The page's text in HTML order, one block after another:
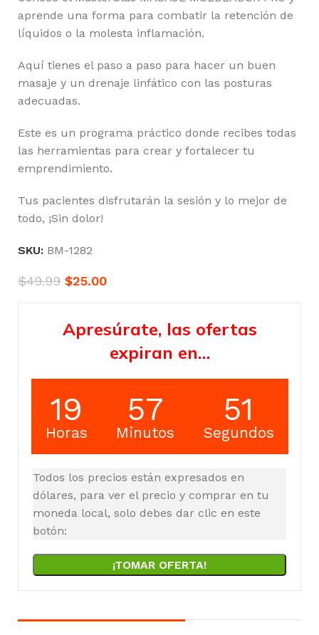
aprende una forma para combatir la retención de
líquidos o la molesta inflamación.
Aquí tienes el paso a paso para hacer un buen
masaje y un drenaje linfático con las posturas
adecuadas.
Este es un programa práctico donde recibes todas
las herramientas para crear y fortalecer tu
emprendimiento.
Tus pacientes disfrutarán la sesión y lo mejor de
todo, ¡Sin dolor!
SKU: BM-1282
$49.99 $25.00
Apresúrate, las ofertas
expiran en…
19
Horas
57
Minutos
51
Segundos
Todos los precios están expresados en
dólares, para ver el precio y comprar en tu
moneda local, solo debes dar clic en este
botón:
¡TOMAR OFERTA!